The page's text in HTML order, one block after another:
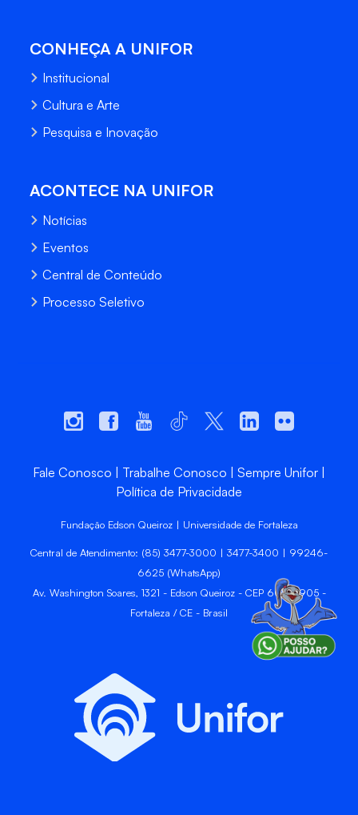
CONHEÇA A UNIFOR
Institucional
Cultura e Arte
Pesquisa e Inovação
ACONTECE NA UNIFOR
Notícias
Eventos
Central de Conteúdo
Processo Seletivo
Fale Conosco Trabalhe Conosco
Sempre Unifor
Política de Privacidade
Fundação Edson Queiroz | Universidade de Fortaleza
Central de Atendimento: (85) 3477-3000 | 3477-3400 | 99246-
6625 (WhatsApp)
Av. Washington Soares, 1321 - Edson Queiroz - CEP 60811-905 -
Fortaleza / CE - Brasil